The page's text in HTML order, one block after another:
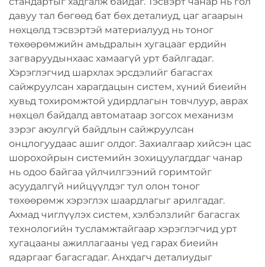
давуу тал бөгөөд бат бөх деталиуд, цаг агаарын
нөхцөлд тэсвэртэй материалууд нь тоног
төхөөрөмжийн амьдралын хугацааг ердийн
загваруудынхаас хамаагүй урт байлгадаг.
Хэрэглэгчид шархлах эрсдэлийг багасгах
сайжруулсан харагдацын систем, хүний биеийн
хувьд тохиромжтой удирдлагын товчлуур, аврах
нөхцөл байдалд автоматаар зогсох механизм
зэрэг аюулгүй байдлын сайжруулсан
онцлогуудаас ашиг олдог. Захиалгаар хийсэн цас
шорохойрын системийн зохицуулагддаг чанар
нь одоо байгаа үйлчилгээний горимтойг
асуудалгүй нийцүүлдэг тул олон тоног
төхөөрөмж хэрэглэх шаардлагыг арилгадаг.
Ахмад чиглүүлэх систем, хэлбэлзлийг багасгах
технологийн тусламжтайгаар хэрэглэгчид урт
хугацааны ажиллагааны үед гарах биеийн
ядаргааг багасгадаг. Анхдагч деталиудыг